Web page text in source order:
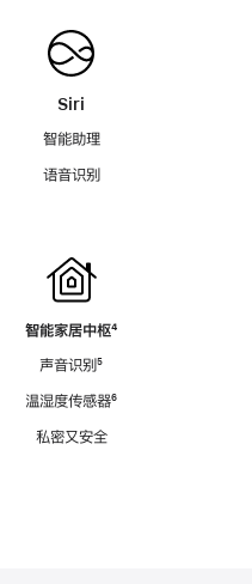
Siri
智能助理
语音识别
智能家居中枢脚
⁴
声音识别脚
⁵
温湿度传感器脚
⁶
私密又安全